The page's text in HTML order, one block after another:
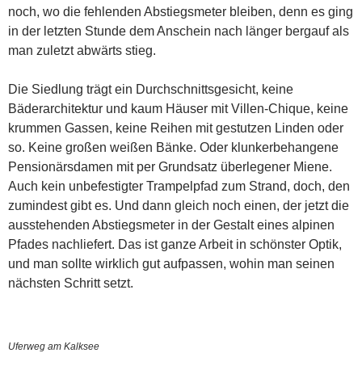
noch, wo die fehlenden Abstiegsmeter bleiben, denn es ging
in der letzten Stunde dem Anschein nach länger bergauf als
man zuletzt abwärts stieg.
Die Siedlung trägt ein Durchschnittsgesicht, keine
Bäderarchitektur und kaum Häuser mit Villen-Chique, keine
krummen Gassen, keine Reihen mit gestutzen Linden oder
so. Keine großen weißen Bänke. Oder klunkerbehangene
Pensionärsdamen mit per Grundsatz überlegener Miene.
Auch kein unbefestigter Trampelpfad zum Strand, doch, den
zumindest gibt es. Und dann gleich noch einen, der jetzt die
ausstehenden Abstiegsmeter in der Gestalt eines alpinen
Pfades nachliefert. Das ist ganze Arbeit in schönster Optik,
und man sollte wirklich gut aufpassen, wohin man seinen
nächsten Schritt setzt.
Uferweg am Kalksee